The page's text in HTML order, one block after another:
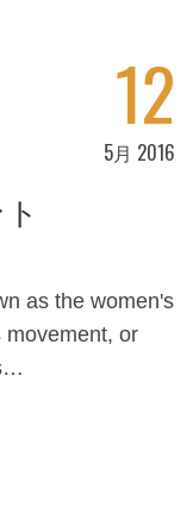
12
5月 2016
as the women's
movement, or